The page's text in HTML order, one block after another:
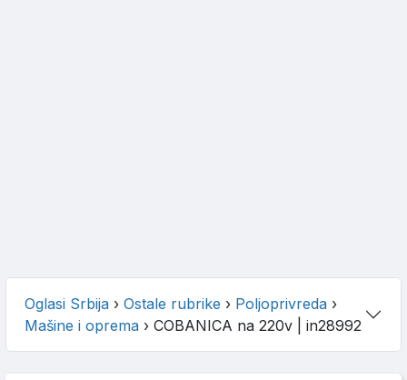
Oglasi Srbija › Ostale rubrike › Poljoprivreda ›
Mašine i oprema › COBANICA na 220v | in28992